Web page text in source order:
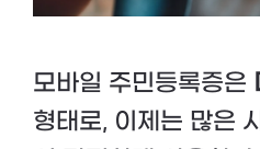
모바일 주민등록증은
형태로, 이제는 많은